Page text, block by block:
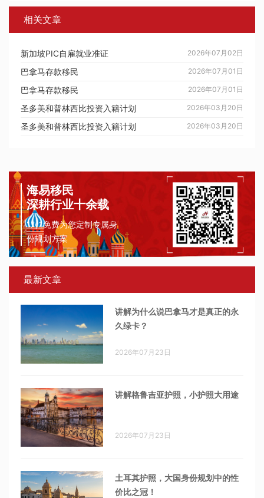
相关文章
2026年07月02日
新加坡PIC自雇就业准证
2026年07月01日
巴拿马存款移民
2026年07月01日
巴拿马存款移民
2026年03月20日
圣多美和普林西比投资入籍计划
2026年03月20日
圣多美和普林西比投资入籍计划
海易移民
深耕行业十余载
1对1免费为您定制专属身
份规划方案
最新文章
讲解为什么说巴拿马才是真正的永
久绿卡？
2026年07月23日
讲解格鲁吉亚护照，小护照大用途
2026年07月23日
土耳其护照，大国身份规划中的性
价比之冠！